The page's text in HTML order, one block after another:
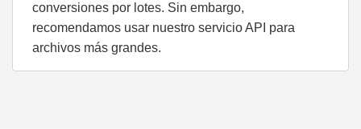
conversiones por lotes. Sin embargo,
recomendamos usar nuestro servicio API para
archivos más grandes.